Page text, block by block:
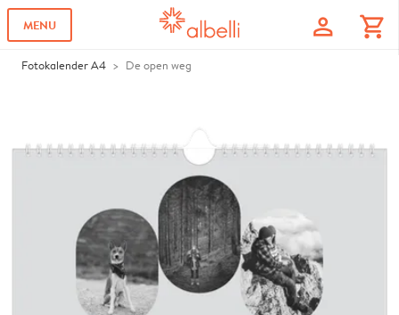
MENU profile shopping_cart
Fotokalender A4 De open weg